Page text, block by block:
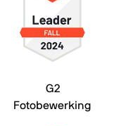
G2
Fotobewerking